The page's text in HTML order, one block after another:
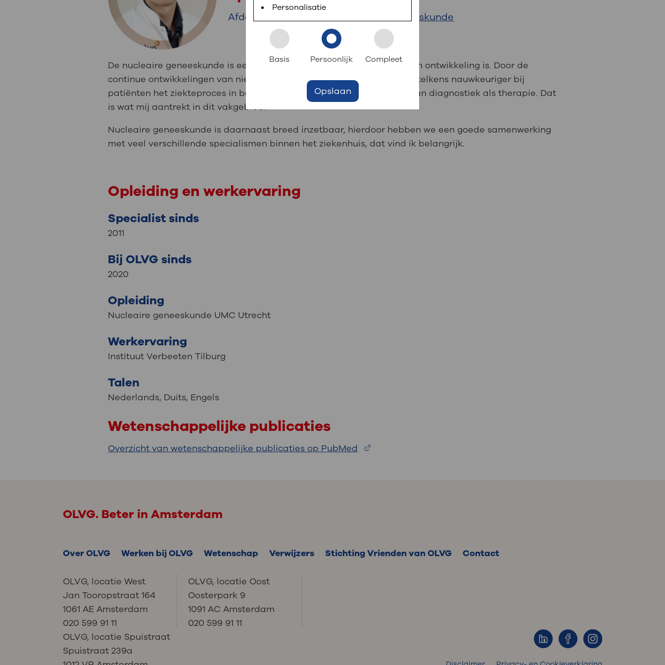
Uw bezoek aan OLVG
Uw verblijf in OLVG
Werken bij OLVG
Contact
: naar uw dossier
steeds verder uit, zodat u zelf meer digitaal kunt regelen. Met MijnOLVG kunnen
we u sneller helpen.
Direct naar MijnOLVG
Afdeling:Radiologie en Nucleaire geneeskunde
De nucleaire geneeskunde is een veelzijdig, dynamisch vak dat volop in ontwikkeling is. Door de
continue ontwikkelingen van nieuwe radionucliden zijn we in staat om telkens nauwkeuriger bij
patiënten het ziekteproces in beeld te brengen, zowel op het gebied van diagnostiek als therapie. Dat
is wat mij aantrekt in dit vakgebied.
Nucleaire geneeskunde is daarnaast breed inzetbaar, hierdoor hebben we een goede samenwerking
met veel verschillende specialismen binnen het ziekenhuis, dat vind ik belangrijk.
Opleiding en werkervaring
Specialist sinds
2011
Bij OLVG sinds
2020
Opleiding
Nucleaire geneeskunde UMC Utrecht
Werkervaring
Instituut Verbeeten Tilburg
Talen
Nederlands, Duits, Engels
Wetenschappelijke publicaties
Overzicht van wetenschappelijke publicaties op PubMed
OLVG. Beter in Amsterdam
Over OLVG Werken bij OLVG Wetenschap Verwijzers Stichting Vrienden van OLVG Contact
OLVG, locatie West
Jan Tooropstraat 164
1061 AE Amsterdam
020 599 91 11
OLVG, locatie Oost
Oosterpark 9
1091 AC Amsterdam
020 599 91 11
OLVG, locatie Spuistraat
Spuistraat 239a
Personalisatie
Basis Persoonlijk Compleet
Opslaan